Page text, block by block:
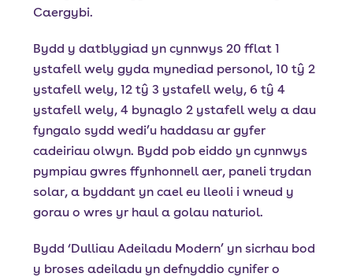
Caergybi.
Bydd y datblygiad yn cynnwys 20 fflat 1
ystafell wely gyda mynediad personol, 10 tŷ 2
ystafell wely, 12 tŷ 3 ystafell wely, 6 tŷ 4
ystafell wely, 4 bynaglo 2 ystafell wely a dau
fyngalo sydd wedi’u haddasu ar gyfer
cadeiriau olwyn. Bydd pob eiddo yn cynnwys
pympiau gwres ffynhonnell aer, paneli trydan
solar, a byddant yn cael eu lleoli i wneud y
gorau o wres yr haul a golau naturiol.
Bydd ‘Dulliau Adeiladu Modern’ yn sicrhau bod
y broses adeiladu yn defnyddio cynifer o